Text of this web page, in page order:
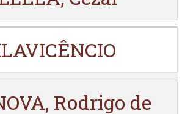
Rodrigo de